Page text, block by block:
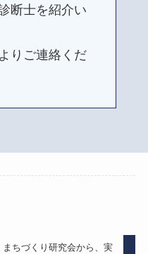
断士を紹介い
よりご連絡くだ
まちづくり研究会から、実